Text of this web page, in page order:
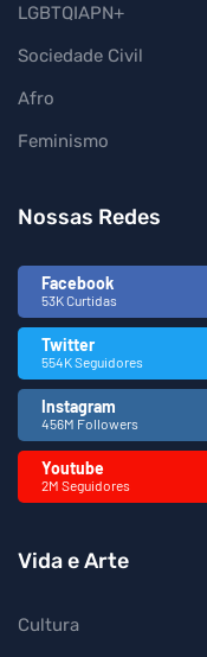
LGBTQIAPN+
Sociedade Civil
Afro
Feminismo
Nossas Redes
Facebook
53K Curtidas
Twitter
554K Seguidores
Instagram
456M Followers
Youtube
2M Seguidores
Vida e Arte
Cultura